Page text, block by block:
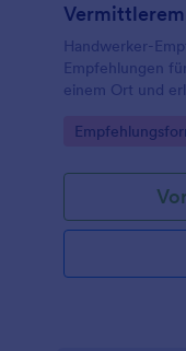
Handwerker-
Empfehlungen
einem Ort und
private
Go to Category: